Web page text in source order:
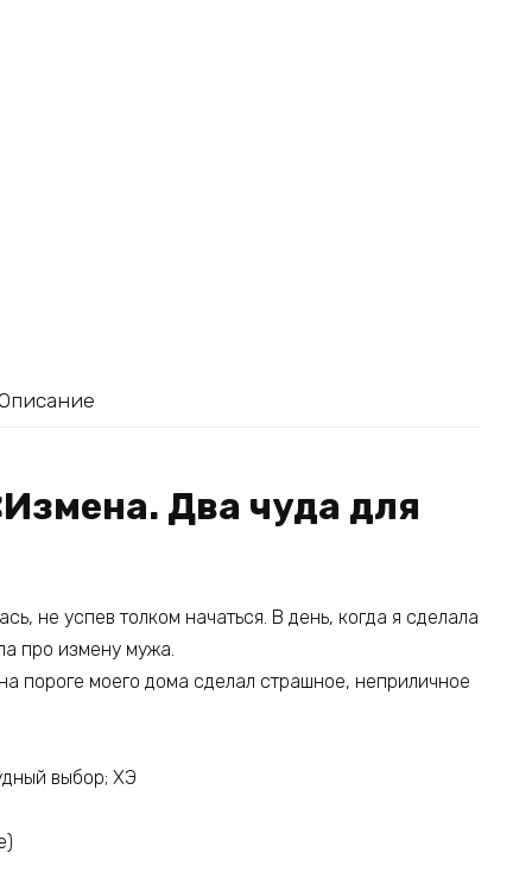
Два чуда для
не успев толком начаться. В день, когда я сделала
про измену мужа.
пороге моего дома сделал страшное, неприличное
выбор; ХЭ